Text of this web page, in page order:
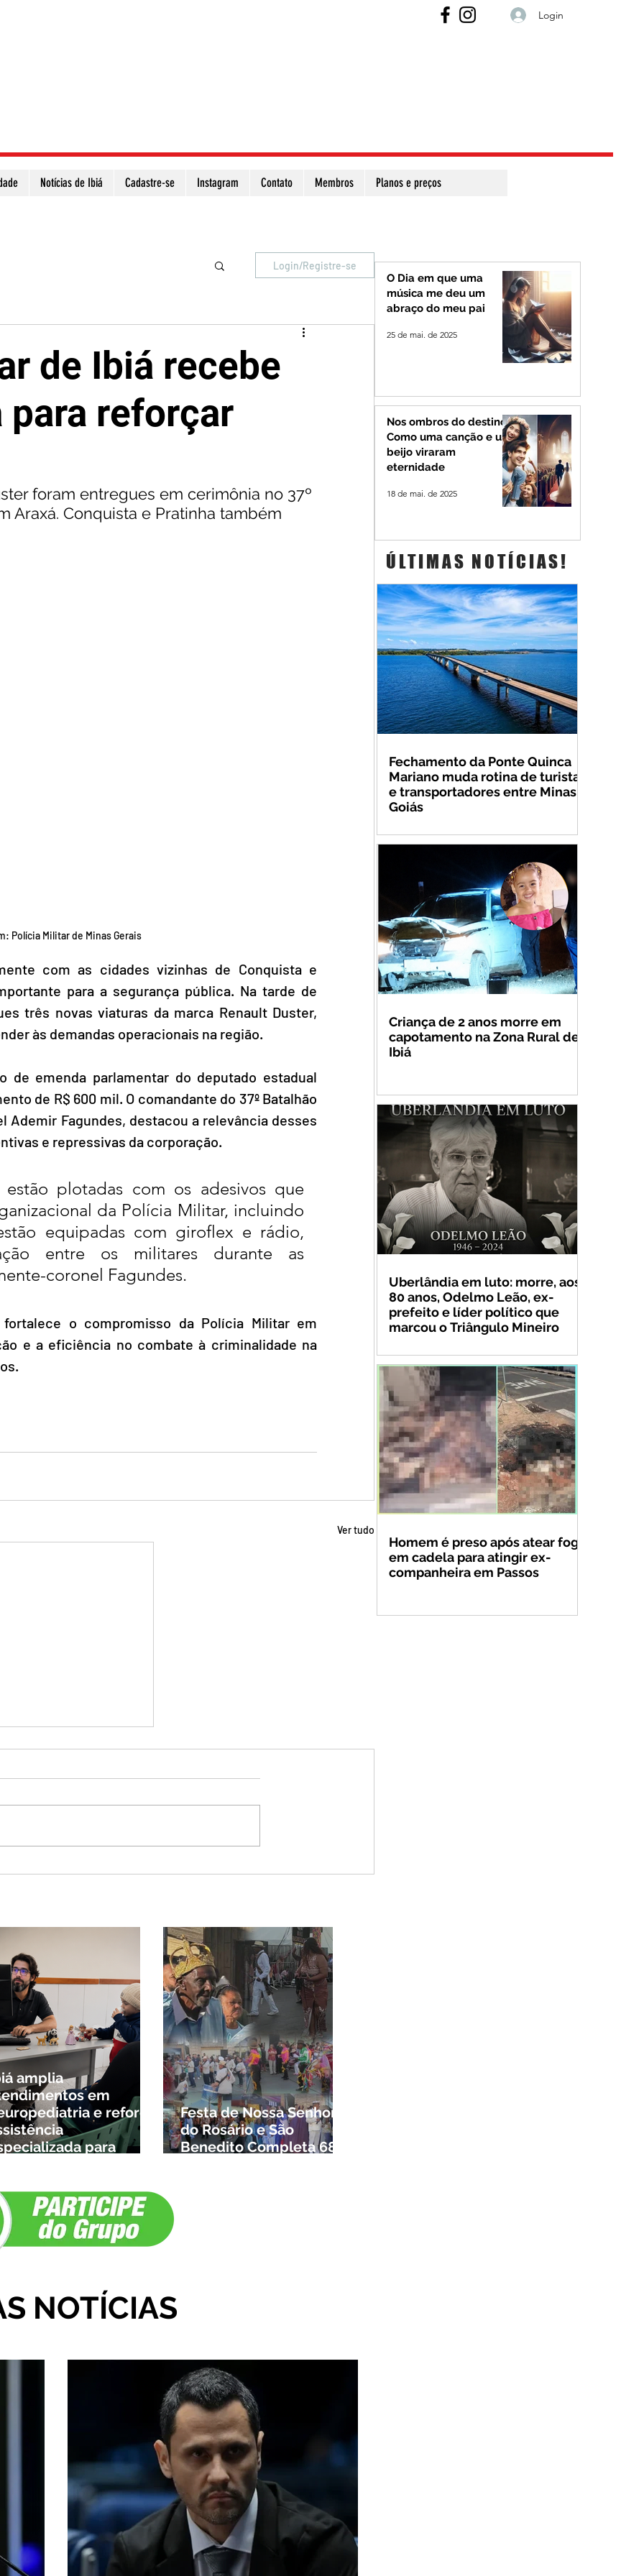
Login
Notícias de Ibiá Cadastre-se Instagram Contato Membros Planos e preços
Login/Registre-se
de Ibiá recebe
para reforçar
foram entregues em cerimônia no 37º
Araxá. Conquista e Pratinha também
Polícia Militar de Minas Gerais
com as cidades vizinhas de Conquista e
para a segurança pública. Na tarde de
três novas viaturas da marca Renault Duster,
às demandas operacionais na região.
de emenda parlamentar do deputado estadual
de R$ 600 mil. O comandante do 37º Batalhão
Ademir Fagundes, destacou a relevância desses
e repressivas da corporação.
estão plotadas com os adesivos que
da Polícia Militar, incluindo
equipadas com giroflex e rádio,
entre os militares durante as
coronel Fagundes.
o compromisso da Polícia Militar em
e a eficiência no combate à criminalidade na
Ver tudo
na BR-365 e na
O Dia em que uma
música me deu um
abraço do meu pai
25 de mai. de 2025
Nos ombros do destino:
Como uma canção e um
beijo viraram
eternidade
18 de mai. de 2025
ÚLTIMAS NOTÍCIAS!
Fechamento da Ponte Quinca
Mariano muda rotina de turistas
e transportadores entre Minas e
Goiás
Criança de 2 anos morre em
capotamento na Zona Rural de
Ibiá
Uberlândia em luto: morre, aos
80 anos, Odelmo Leão, ex-
prefeito e líder político que
marcou o Triângulo Mineiro
Homem é preso após atear fogo
em cadela para atingir ex-
companheira em Passos
amplia
em
e reforça
para
Festa de Nossa Senhora
do Rosário e São
Benedito Completa 68
NOTÍCIAS